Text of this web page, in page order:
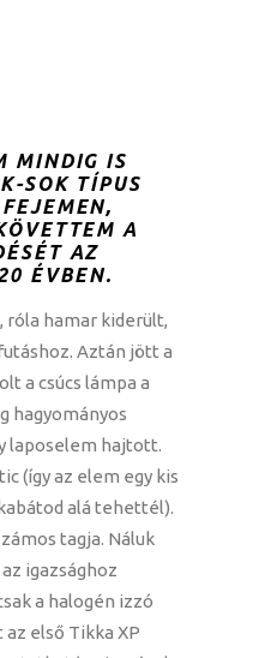
MINDIG IS
SOK TÍPUS
A
AZ
ÉVBEN.
róla hamar kiderült,
Aztán jött a
a csúcs lámpa a
hagyományos
laposelem hajtott.
(így az elem egy kis
alá tehettél).
tagja. Náluk
igazsághoz
a halogén izzó
első Tikka XP